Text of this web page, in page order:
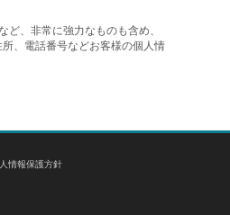
、非常に強力なものも含め、
、電話番号などお客様の個人情
情報保護方針